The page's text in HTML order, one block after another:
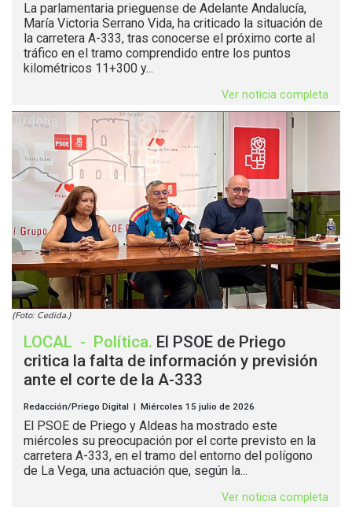
La parlamentaria prieguense de Adelante Andalucía,
María Victoria Serrano Vida, ha criticado la situación de
la carretera A-333, tras conocerse el próximo corte al
tráfico en el tramo comprendido entre los puntos
kilométricos 11+300 y...
Ver noticia completa
(Foto: Cedida.)
LOCAL - Política. El PSOE de Priego
critica la falta de información y previsión
ante el corte de la A-333
Redacción/Priego Digital | Miércoles 15 julio de 2026
El PSOE de Priego y Aldeas ha mostrado este
miércoles su preocupación por el corte previsto en la
carretera A-333, en el tramo del entorno del polígono
de La Vega, una actuación que, según la...
Ver noticia completa